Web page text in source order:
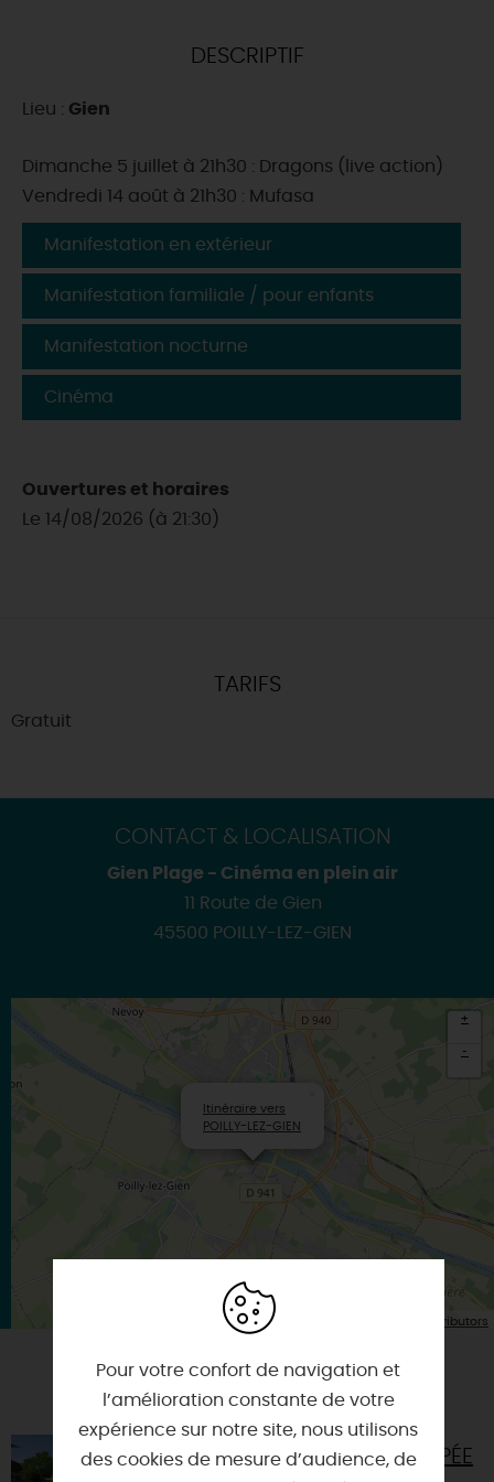
DEMAIN
CETTE SEMAINE
TOUT L'AGENDA
DESCRIPTIF
Lieu : Gien
Dimanche 5 juillet à 21h30 : Dragons (live action)
Vendredi 14 août à 21h30 : Mufasa
Manifestation en extérieur
Manifestation familiale / pour enfants
Manifestation nocturne
Cinéma
Ouvertures et horaires
Le 14/08/2026 (à 21:30)
TARIFS
Gratuit
CONTACT & LOCALISATION
Gien Plage - Cinéma en plein air
11 Route de Gien
45500 POILLY-LEZ-GIEN
Itinéraire vers
POILLY-LEZ-GIEN
+
-
Leaflet| Map data © OpenStreetMap contributors
VOUS AIMEREZ AUSSI
CHAMBRES D'HÔTES L'ECHAPPÉE
Pour votre confort de navigation et
l’amélioration constante de votre
expérience sur notre site, nous utilisons
des cookies de mesure d’audience, de